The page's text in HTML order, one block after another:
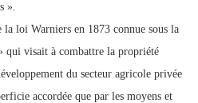
».
la loi Warniers en 1873 connue sous la
qui visait à combattre la propriété
du secteur agricole privée
accordée que par les moyens et